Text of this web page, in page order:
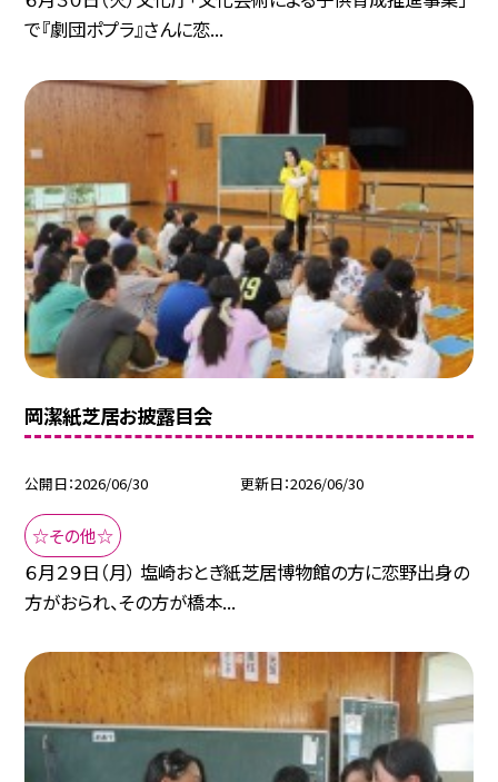
で『劇団ポプラ』さんに恋...
岡潔紙芝居お披露目会
公開日 2026/06/30 更新日 2026/06/30
☆その他☆
６月２９日（月） 塩崎おとぎ紙芝居博物館の方に恋野出身の
方がおられ、その方が橋本...